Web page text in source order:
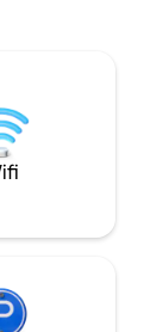
el tiempo